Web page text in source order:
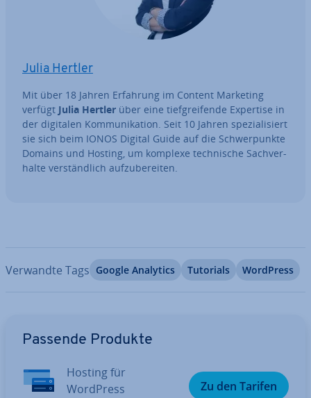
Julia Hertler
Mit über 18 Jahren Erfahrung im Content Marketing
verfügt Julia Hertler über eine tief­grei­fen­de Expertise in
der digitalen Kom­mu­ni­ka­ti­on. Seit 10 Jahren spe­zia­li­siert
sie sich beim IONOS Digital Guide auf die Schwer­punk­te
Domains und Hosting, um komplexe tech­ni­sche Sach­ver­
hal­te ver­ständ­lich auf­zu­be­rei­ten.
Verwandte Tags Google Analytics Tutorials WordPress
Passende Produkte
Hosting für
WordPress
Zu den Tarifen